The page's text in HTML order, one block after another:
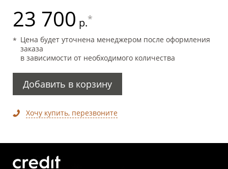
23 700 р.*
Цена будет уточнена менеджером после оформления
заказа
в зависимости от необходимого количества
Добавить в корзину
Хочу купить, перезвоните